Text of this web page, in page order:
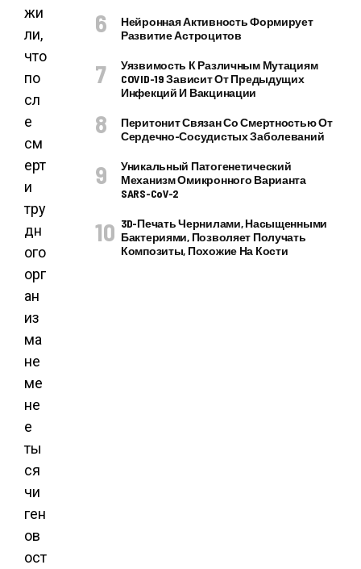
жи
ли,
что
по
сл
е
см
ерт
и
тру
дн
ого
орг
ан
из
ма
не
ме
не
е
ты
ся
чи
ген
ов
ост
Нейронная Активность Формирует
Развитие Астроцитов
Уязвимость К Различным Мутациям
COVID-19 Зависит От Предыдущих
Инфекций И Вакцинации
Перитонит Связан Со Смертностью От
Сердечно-Сосудистых Заболеваний
Уникальный Патогенетический
Механизм Омикронного Варианта
SARS-CoV-2
3D-Печать Чернилами, Насыщенными
Бактериями, Позволяет Получать
Композиты, Похожие На Кости